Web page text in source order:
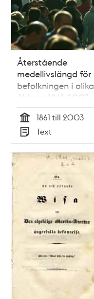
Återstående
medellivslängd för
befolkningen i olika
ålderar 1861-2003
Tid
1861 till 2003
Typ
Text